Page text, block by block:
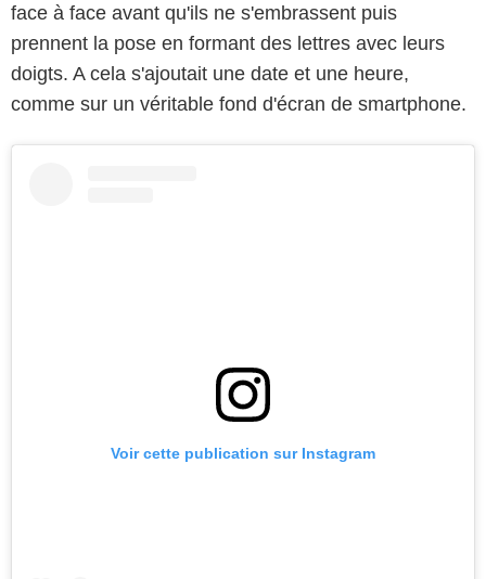
face à face avant qu'ils ne s'embrassent puis
prennent la pose en formant des lettres avec leurs
doigts. A cela s'ajoutait une date et une heure,
comme sur un véritable fond d'écran de smartphone.
Voir cette publication sur Instagram